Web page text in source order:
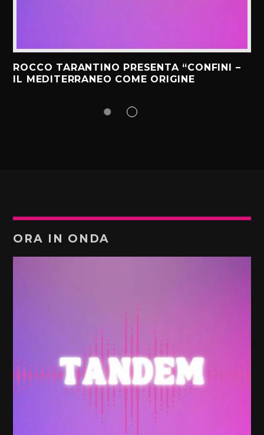
ROCCO TARANTINO PRESENTA “CONFINI –
IL MEDITERRANEO COME ORIGINE
ORA IN ONDA